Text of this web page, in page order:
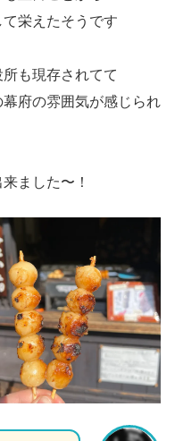
て栄えたそうです
も現存されてて
府の雰囲気が感じられ
ました〜！